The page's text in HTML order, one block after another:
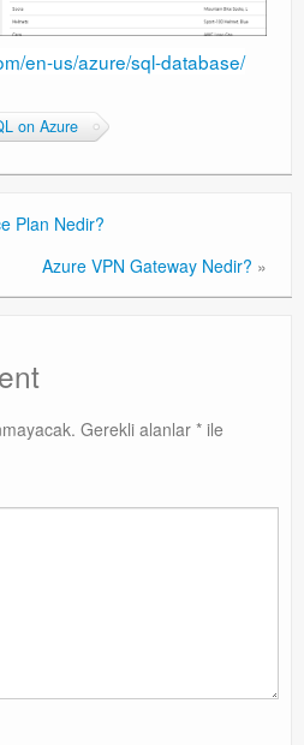
en-us/azure/sql-database/
on Azure
Plan Nedir?
Azure VPN Gateway Nedir? »
Gerekli alanlar * ile